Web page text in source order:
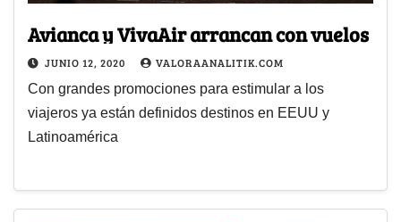
Avianca y VivaAir arrancan con vuelos
JUNIO 12, 2020 VALORAANALITIK.COM
Con grandes promociones para estimular a los
viajeros ya están definidos destinos en EEUU y
Latinoamérica